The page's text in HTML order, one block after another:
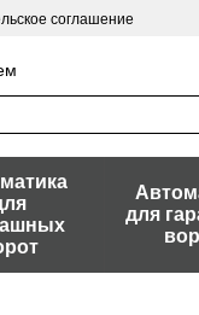
соглашение
для